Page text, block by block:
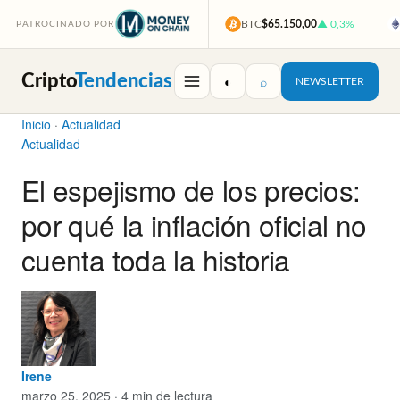
PATROCINADO POR BTC$65.150,00▲ 0,3%
CriptoTendencias ◐ ⌕ NEWSLETTER
Inicio · Actualidad
Actualidad
El espejismo de los precios:
por qué la inflación oficial no
cuenta toda la historia
Irene
marzo 25, 2025 · 4 min de lectura